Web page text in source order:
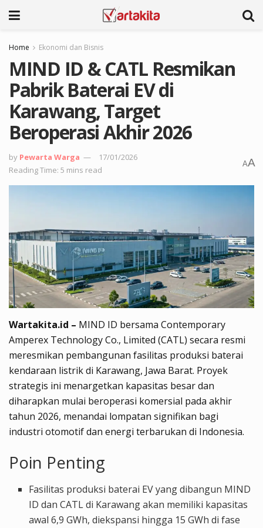
Home Ekonomi dan Bisnis
MIND ID & CATL Resmikan
Pabrik Baterai EV di
Karawang, Target
Beroperasi Akhir 2026
by Pewarta Warga
17/01/2026
Reading Time: 5 mins read
AA
Wartakita.id – MIND ID bersama Contemporary
Amperex Technology Co., Limited (CATL) secara resmi
meresmikan pembangunan fasilitas produksi baterai
kendaraan listrik di Karawang, Jawa Barat. Proyek
strategis ini menargetkan kapasitas besar dan
diharapkan mulai beroperasi komersial pada akhir
tahun 2026, menandai lompatan signifikan bagi
industri otomotif dan energi terbarukan di Indonesia.
Poin Penting
Fasilitas produksi baterai EV yang dibangun MIND
ID dan CATL di Karawang akan memiliki kapasitas
awal 6,9 GWh, diekspansi hingga 15 GWh di fase